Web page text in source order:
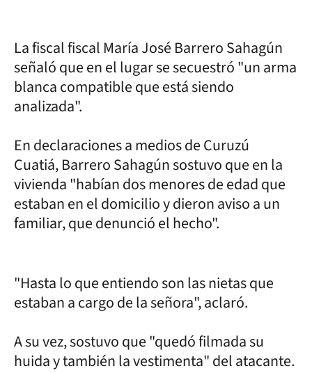
La fiscal fiscal María José Barrero Sahagún
señaló que en el lugar se secuestró "un arma
blanca compatible que está siendo
analizada".
En declaraciones a medios de Curuzú
Cuatiá, Barrero Sahagún sostuvo que en la
vivienda "habían dos menores de edad que
estaban en el domicilio y dieron aviso a un
familiar, que denunció el hecho".
"Hasta lo que entiendo son las nietas que
estaban a cargo de la señora", aclaró.
A su vez, sostuvo que "quedó filmada su
huida y también la vestimenta" del atacante.